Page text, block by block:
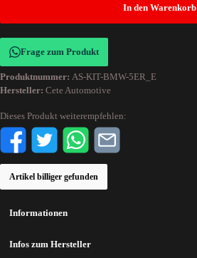
In den Warenkorb
Frage zum Produkt
Produktnummer: AS-KIT-BMW-5ER_E
Hersteller: Cete Automotive
Dieses Produkt weiterempfehlen:
Artikel billiger gefunden
Informationen
Infos zum Hersteller